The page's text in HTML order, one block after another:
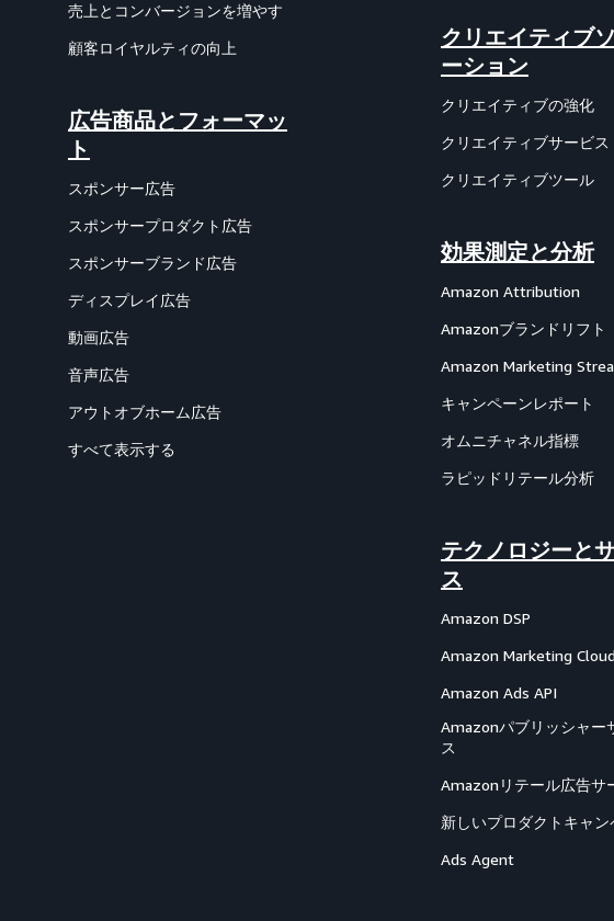
売上とコンバージョンを増やす
顧客ロイヤルティの向上
広告商品とフォーマッ
ト
スポンサー広告
スポンサープロダクト広告
スポンサーブランド広告
ディスプレイ広告
動画広告
音声広告
アウトオブホーム広告
すべて表示する
クリエイティブ
ーション
クリエイティブの強化
クリエイティブサービス
クリエイティブツール
効果測定と分析
Amazon Attribution
Amazonブランドリフト
Amazon Marketing
キャンペーンレポート
オムニチャネル指標
ラピッドリテール分析
テクノロジーと
ス
Amazon DSP
Amazon Marketing
Amazon Ads API
Amazonパブリッシャー
ス
Amazonリテール広告サ
新しいプロダクトキャン
Ads Agent